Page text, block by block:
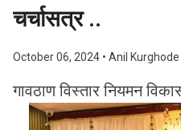
चर्चासत्र ..
October 06, 2024 • Anil Kurghode
गावठाण विस्तार नियमन